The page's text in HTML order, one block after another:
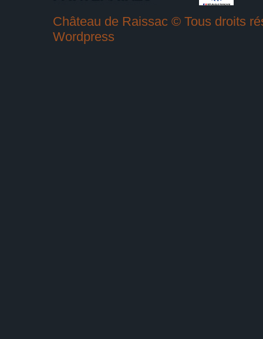
Château de Raissac © Tous droits
Wordpress